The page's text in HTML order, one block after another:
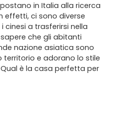
in Italia alla ricerca
effetti, ci sono diverse
cinesi a trasferirsi nella
che gli abitanti
nazione asiatica sono
e adorano lo stile
è la casa perfetta per